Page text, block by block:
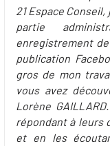
21 Espace
partie
enregistrement
publication
gros de mon
vous avez
Lorène
répondant à leurs
et en les